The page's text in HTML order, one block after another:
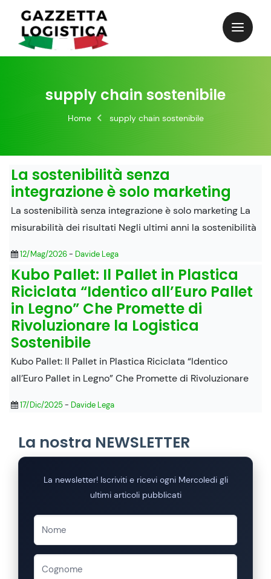
content
supply chain sostenibile
Home supply chain sostenibile
La sostenibilità senza
integrazione è solo marketing
La sostenibilità senza integrazione è solo marketing La
misurabilità dei risultati Negli ultimi anni la sostenibilità
12/Mag/2026- Davide Lega
Kubo Pallet: Il Pallet in Plastica
Riciclata “Identico all’Euro Pallet
in Legno” Che Promette di
Rivoluzionare la Logistica
Sostenibile
Kubo Pallet: Il Pallet in Plastica Riciclata “Identico
all’Euro Pallet in Legno” Che Promette di Rivoluzionare
17/Dic/2025- Davide Lega
La nostra NEWSLETTER
La newsletter! Iscriviti e ricevi ogni Mercoledi gli
ultimi articoli pubblicati